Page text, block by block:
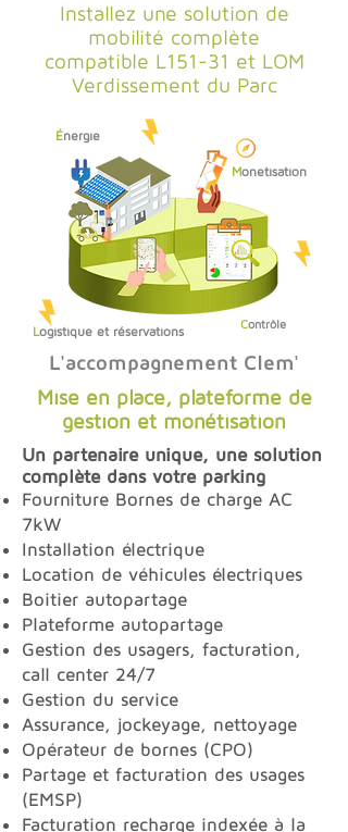
Installez une solution de
mobilité complète
compatible L151-31 et LOM
Verdissement du Parc
Logistique et réservations
Énergie
Monetisation
Contrôle
L'accompagnement Clem'
Mise en place, plateforme de
gestion et monétisation
Un partenaire unique, une solution
complète dans votre parking
Fourniture Bornes de charge AC
7kW
Installation électrique
Location de véhicules électriques
Boitier autopartage
Plateforme autopartage
Gestion des usagers, facturation,
call center 24/7
Gestion du service
Assurance, jockeyage, nettoyage
Opérateur de bornes (CPO)
Partage et facturation des usages
(EMSP)
Facturation recharge indexée à la